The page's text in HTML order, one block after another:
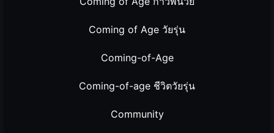
Coming of Age วัยรุ่น
Coming-of-Age
Coming-of-age ชีวิตวัยรุ่น
Community